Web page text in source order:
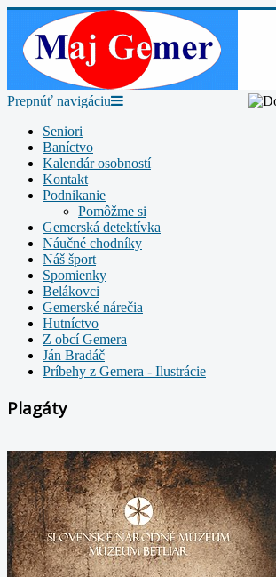
Prepnúť navigáciu
Seniori
Baníctvo
Kalendár osobností
Kontakt
Podnikanie
Pomôžme si
Gemerská detektívka
Náučné chodníky
Náš šport
Spomienky
Belákovci
Gemerské nárečia
Hutníctvo
Z obcí Gemera
Ján Bradáč
Príbehy z Gemera - Ilustrácie
Plagáty